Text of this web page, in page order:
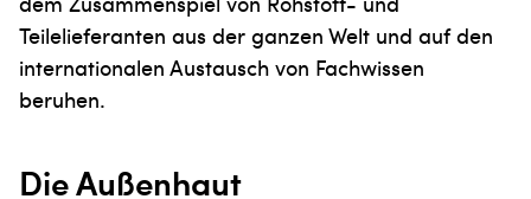
Teilelieferanten aus der ganzen Welt und auf den
internationalen Austausch von Fachwissen
beruhen.
Die Außenhaut